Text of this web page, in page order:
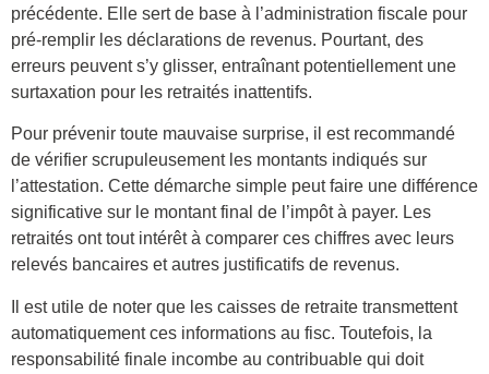
précédente. Elle sert de base à l’administration fiscale pour
pré-remplir les déclarations de revenus. Pourtant, des
erreurs peuvent s’y glisser, entraînant potentiellement une
surtaxation pour les retraités inattentifs.
Pour prévenir toute mauvaise surprise, il est recommandé
de vérifier scrupuleusement les montants indiqués sur
l’attestation. Cette démarche simple peut faire une différence
significative sur le montant final de l’impôt à payer. Les
retraités ont tout intérêt à comparer ces chiffres avec leurs
relevés bancaires et autres justificatifs de revenus.
Il est utile de noter que les caisses de retraite transmettent
automatiquement ces informations au fisc. Toutefois, la
responsabilité finale incombe au contribuable qui doit